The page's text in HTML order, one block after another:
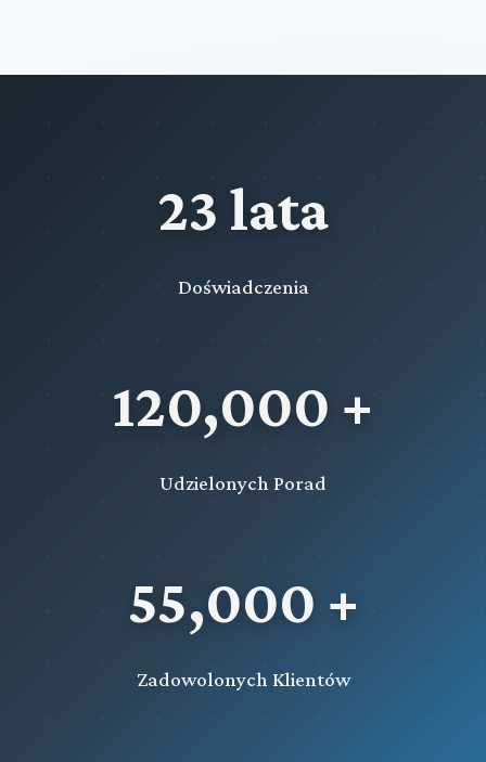
23 lata
Doświadczenia
120,000 +
Udzielonych Porad
55,000 +
Zadowolonych Klientów